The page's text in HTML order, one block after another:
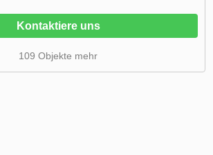
Kontaktiere uns
109 Objekte mehr